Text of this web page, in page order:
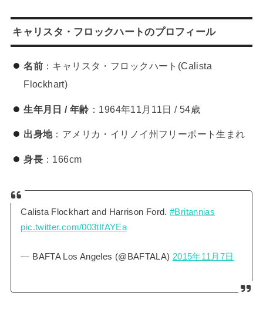
キャリスタ・フロックハートのプロフィール
名前：キャリスタ・フロックハート(Calista
Flockhart)
生年月日 / 年齢 ：1964年11月11日 / 54歳
出身地：アメリカ・イリノイ州フリーポート生まれ
身長：166cm
Calista Flockhart and Harrison Ford.#Britannias
pic.twitter.com/003tIfAYEa
— BAFTA Los Angeles (@BAFTALA) 2015年11月7日